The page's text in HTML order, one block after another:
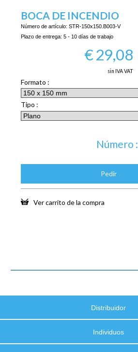
BOCA DE INCENDIO
Número de artículo: STR-150x150.B003-V
Plazo de entrega: 5 - 10 días de trabajo
€29,08
sin IVA VAT
Formato :
Tipo :
Número :
Pedir
Ver carrito de la compra
Distribuidor
Individuos